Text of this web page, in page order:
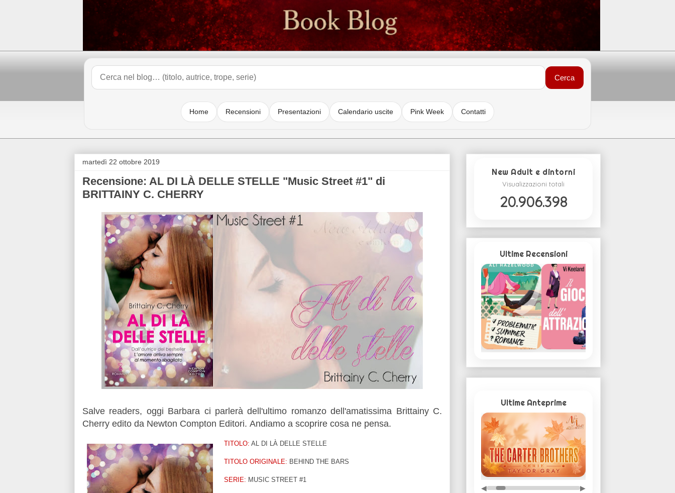
Cerca
Home Recensioni Presentazioni Calendario uscite Pink Week Contatti
martedì 22 ottobre 2019
Recensione: AL DI LÀ DELLE STELLE "Music Street #1" di
BRITTAINY C. CHERRY
Salve readers, oggi Barbara ci parlerà dell'ultimo romanzo dell'amatissima Brittainy C.
Cherry edito da Newton Compton Editori. Andiamo a scoprire cosa ne pensa.
TITOLO: AL DI LÀ DELLE STELLE
TITOLO ORIGINALE: BEHIND THE BARS
SERIE: MUSIC STREET #1
New Adult e dintorni
Visualizzazioni totali
20.906.398
Ultime Recensioni
Ultime Anteprime
◀ ▶